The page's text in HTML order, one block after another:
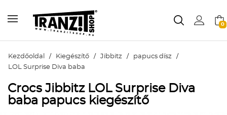
0
Kezdőoldal / Kiegészítő / Jibbitz / papucs dísz /
LOL Surprise Diva baba
Crocs Jibbitz LOL Surprise Diva
baba papucs kiegészítő